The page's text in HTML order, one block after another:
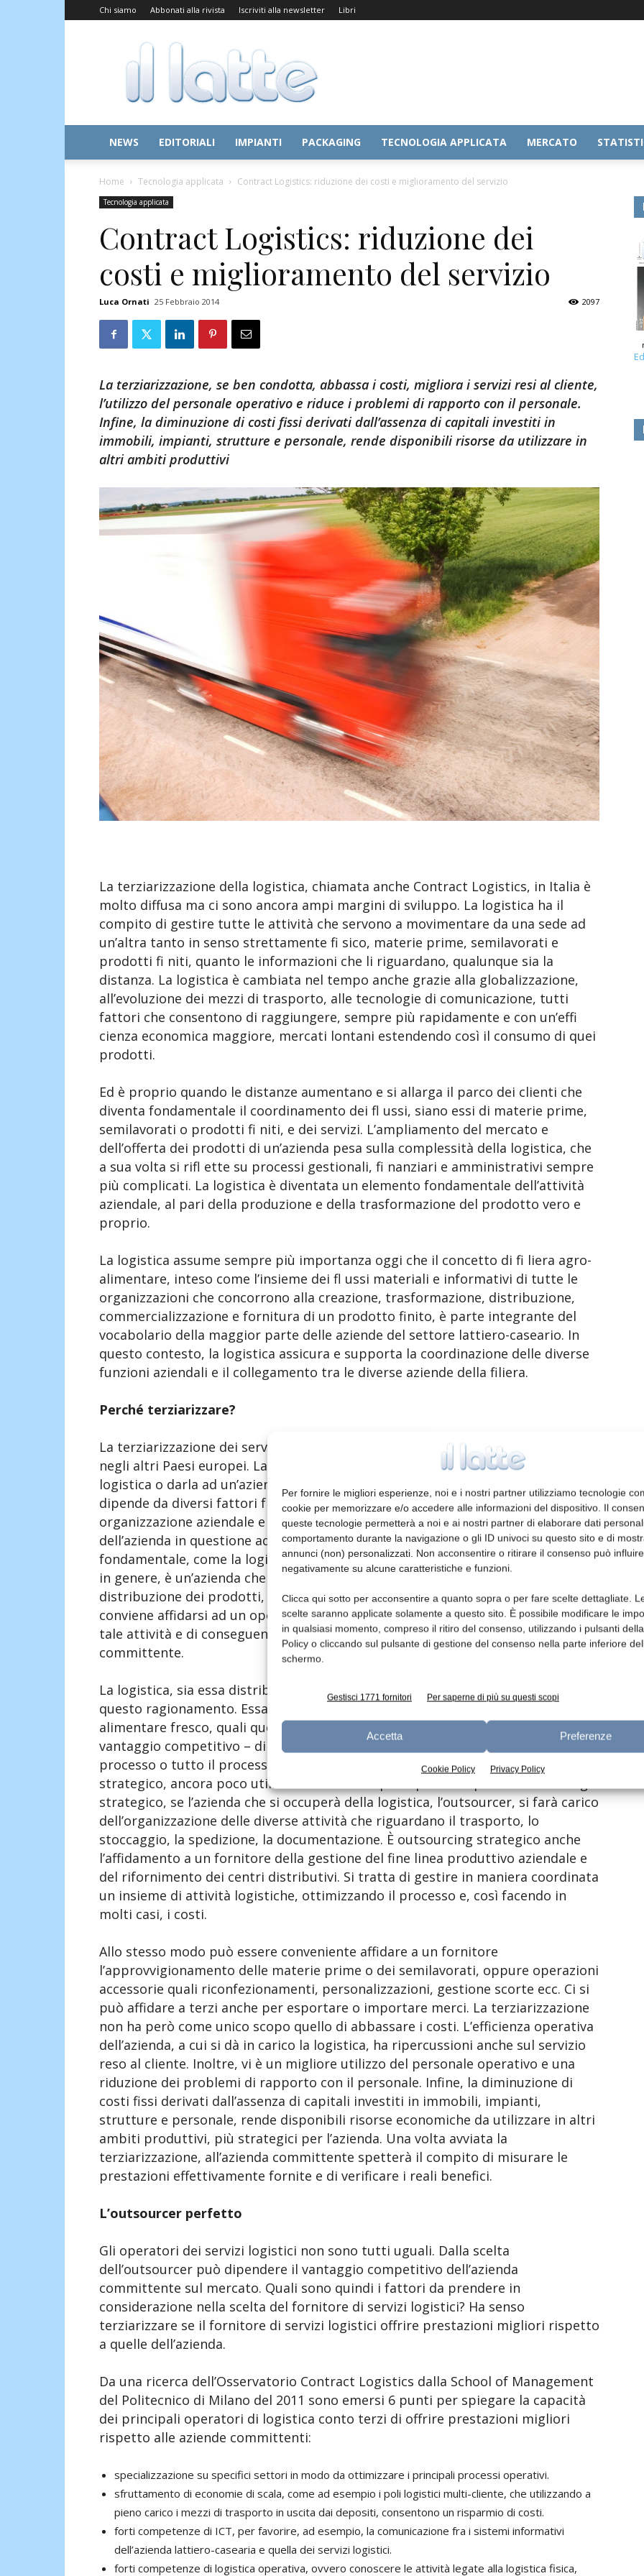
Per fornire le migliori esperienze, noi e i nostri partner utilizziamo tecnologie
cookie per memorizzare e/o accedere alle informazioni del dispositivo. Il
queste tecnologie permetterà a noi e ai nostri partner di elaborare dati
comportamento durante la navigazione o gli ID univoci su questo sito e di
annunci (non) personalizzati. Non acconsentire o ritirare il consenso può influire
negativamente su alcune caratteristiche e funzioni.
Clicca qui sotto per acconsentire a quanto sopra o per fare scelte dettagliate.
scelte saranno applicate solamente a questo sito. È possibile modificare le
in qualsiasi momento, compreso il ritiro del consenso, utilizzando i pulsanti
Policy o cliccando sul pulsante di gestione del consenso nella parte inferiore
schermo.
Gestisci 1771 fornitori Per saperne di più su questi scopi
Accetta Preferenze
Cookie Policy Privacy Policy
Chi siamo Abbonati alla rivista Iscriviti alla newsletter Libri
Il
Latte
NEWS EDITORIALI IMPIANTI PACKAGING TECNOLOGIA APPLICATA MERCATO
Home Tecnologia applicata Contract Logistics: riduzione dei costi e miglioramento del servizio
Tecnologia applicata
Contract Logistics: riduzione dei
costi e miglioramento del servizio
Luca Ornati 25 Febbraio 2014 2097
La terziarizzazione, se ben condotta, abbassa i costi, migliora i servizi resi al cliente,
l’utilizzo del personale operativo e riduce i problemi di rapporto con il personale.
Infine, la diminuzione di costi fissi derivati dall’assenza di capitali investiti in
immobili, impianti, strutture e personale, rende disponibili risorse da utilizzare in
altri ambiti produttivi
La terziarizzazione della logistica, chiamata anche Contract Logistics, in Italia è
molto diffusa ma ci sono ancora ampi margini di sviluppo. La logistica ha il
compito di gestire tutte le attività che servono a movimentare da una sede ad
un’altra tanto in senso strettamente fi sico, materie prime, semilavorati e
prodotti fi niti, quanto le informazioni che li riguardano, qualunque sia la
distanza. La logistica è cambiata nel tempo anche grazie alla globalizzazione,
all’evoluzione dei mezzi di trasporto, alle tecnologie di comunicazione, tutti
fattori che consentono di raggiungere, sempre più rapidamente e con un’effi
cienza economica maggiore, mercati lontani estendendo così il consumo di quei
prodotti.
Ed è proprio quando le distanze aumentano e si allarga il parco dei clienti che
diventa fondamentale il coordinamento dei fl ussi, siano essi di materie prime,
semilavorati o prodotti fi niti, e dei servizi. L’ampliamento del mercato e
dell’offerta dei prodotti di un’azienda pesa sulla complessità della logistica, che
a sua volta si rifl ette su processi gestionali, fi nanziari e amministrativi sempre
più complicati. La logistica è diventata un elemento fondamentale dell’attività
aziendale, al pari della produzione e della trasformazione del prodotto vero e
proprio.
La logistica assume sempre più importanza oggi che il concetto di fi liera agro-
alimentare, inteso come l’insieme dei fl ussi materiali e informativi di tutte le
organizzazioni che concorrono alla creazione, trasformazione, distribuzione,
commercializzazione e fornitura di un prodotto finito, è parte integrante del
vocabolario della maggior parte delle aziende del settore lattiero-caseario. In
questo contesto, la logistica assicura e supporta la coordinazione delle diverse
funzioni aziendali e il collegamento tra le diverse aziende della filiera.
Perché terziarizzare?
La terziarizzazione dei servizi logistici è in costante sviluppo sia in Italia che
negli altri Paesi europei. La scelta tra svolgere all’interno dell’azienda la funzione
logistica o darla ad un’azienda specializzata nel settore, cioè terziarizzarla,
dipende da diversi fattori fra cui: la tipologia di prodotto, il grado di
organizzazione aziendale e perché no, la propensione dei proprietari
dell’azienda in questione ad affidare a un operatore esterno un’attività diventata
fondamentale, come la logistica. In ogni caso, chi si affida alla terziarizzazione,
in genere, è un’azienda che sta ampliando il business, che ha problemi di
distribuzione dei prodotti, di gestione del personale o che si rende conto che
conviene affidarsi ad un operatore più competente, in grado di gestire meglio
tale attività e di conseguenza creare un vantaggio competitivo per l’azienda
committente.
La logistica, sia essa distributiva o di approvvigionamento, si presta bene a
questo ragionamento. Essa è per molte aziende che operano nel settore
alimentare fresco, quali quelle lattiero-casearie un processo chiave, fonte di
vantaggio competitivo – di costo o di servizio. Si possono affidare solo parti del
processo o tutto il processo. In questo ultimo caso si tratta di outsourcing
strategico, ancora poco utilizzato in Italia. Si parla per esempio di outsourcing
strategico, se l’azienda che si occuperà della logistica, l’outsourcer, si farà carico
dell’organizzazione delle diverse attività che riguardano il trasporto, lo
stoccaggio, la spedizione, la documentazione. È outsourcing strategico anche
l’affidamento a un fornitore della gestione del fine linea produttivo aziendale e
del rifornimento dei centri distributivi. Si tratta di gestire in maniera coordinata
un insieme di attività logistiche, ottimizzando il processo e, così facendo in
molti casi, i costi.
Allo stesso modo può essere conveniente affidare a un fornitore
l’approvvigionamento delle materie prime o dei semilavorati, oppure operazioni
accessorie quali riconfezionamenti, personalizzazioni, gestione scorte ecc. Ci si
può affidare a terzi anche per esportare o importare merci. La terziarizzazione
non ha però come unico scopo quello di abbassare i costi. L’efficienza operativa
dell’azienda, a cui si dà in carico la logistica, ha ripercussioni anche sul servizio
reso al cliente. Inoltre, vi è un migliore utilizzo del personale operativo e una
riduzione dei problemi di rapporto con il personale. Infine, la diminuzione di
costi fissi derivati dall’assenza di capitali investiti in immobili, impianti,
strutture e personale, rende disponibili risorse economiche da utilizzare in altri
ambiti produttivi, più strategici per l’azienda. Una volta avviata la
terziarizzazione, all’azienda committente spetterà il compito di misurare le
prestazioni effettivamente fornite e di verificare i reali benefici.
L’outsourcer perfetto
Gli operatori dei servizi logistici non sono tutti uguali. Dalla scelta
dell’outsourcer può dipendere il vantaggio competitivo dell’azienda
committente sul mercato. Quali sono quindi i fattori da prendere in
considerazione nella scelta del fornitore di servizi logistici? Ha senso
terziarizzare se il fornitore di servizi logistici offrire prestazioni migliori rispetto
a quelle dell’azienda.
Da una ricerca dell’Osservatorio Contract Logistics dalla School of Management
del Politecnico di Milano del 2011 sono emersi 6 punti per spiegare la capacità
dei principali operatori di logistica conto terzi di offrire prestazioni migliori
rispetto alle aziende committenti:
specializzazione su specifici settori in modo da ottimizzare i principali processi operativi.
sfruttamento di economie di scala, come ad esempio i poli logistici multi-cliente, che utilizzando a
pieno carico i mezzi di trasporto in uscita dai depositi, consentono un risparmio di costi.
forti competenze di ICT, per favorire, ad esempio, la comunicazione fra i sistemi informativi
dell’azienda lattiero-casearia e quella dei servizi logistici.
forti competenze di logistica operativa, ovvero conoscere le attività legate alla logistica fisica,